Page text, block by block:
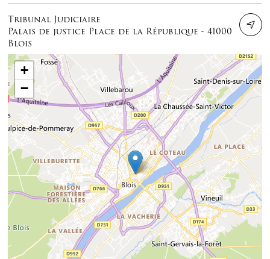
Tribunal Judiciaire
Palais de justice Place de la République - 41000
Blois
+
−